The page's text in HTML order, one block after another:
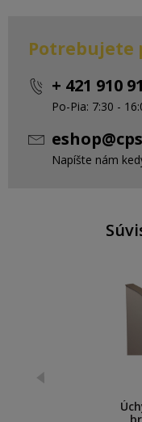
Potrebujete
+ 421 910
Po-Pia: 7:30 -
Napíšte nám